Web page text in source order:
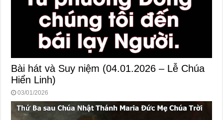
Bài hát và Suy niệm (04.01.2026 – Lễ Chúa
Hiển Linh)
03/01/2026